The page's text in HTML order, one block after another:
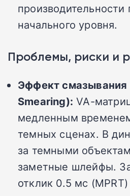
производительности
начального уровня.
Проблемы, риски и
Эффект смазывания
Smearing): VA-
медленным
темных сценах. В
за темными
заметные шлейфы.
отклик 0.5 мс (MPRT)